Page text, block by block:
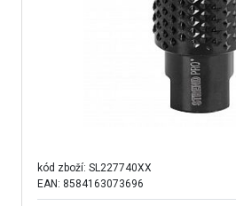
kód zboží: SL227740XX
EAN: 8584163073696